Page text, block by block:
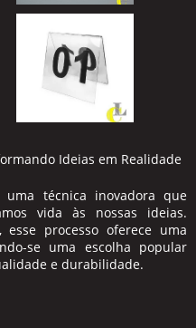
Ideias em Realidade
técnica inovadora que
vida às nossas ideias.
processo oferece uma
se uma escolha popular
e durabilidade.